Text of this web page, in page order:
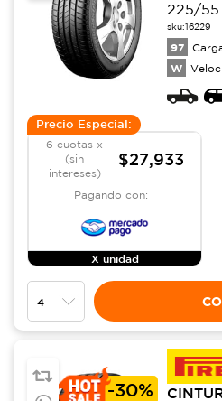
225/55
sku:16229
97
W
Precio Especial:
6 cuotas x
(sin
intereses)
$27,933
Pagando con:
X unidad
-30%